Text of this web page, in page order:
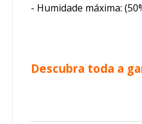
- Humidade máxima:
Descubra toda a